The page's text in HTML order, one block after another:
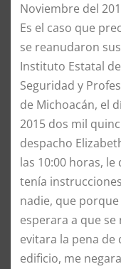
Noviembre del
Es el caso que
se reanudaron
Instituto Estatal
Seguridad y
de Michoacán, el
2015 dos mil
despacho
las 10:00 horas,
tenía
nadie, que
esperara a que
evitara la pena de
edificio, me